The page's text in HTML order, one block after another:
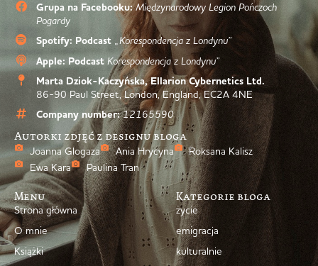
Grupa na Facebooku: Międzynarodowy Legion Pończoch
Pogardy
Spotify: Podcast „Korespondencja z Londynu”
Apple: Podcast Korespondencja z Londynu”
Marta Dziok-Kaczyńska, Ellarion Cybernetics Ltd.
86-90 Paul Street, London, England, EC2A 4NE
Company number: 12165590
Autorki zdjęć z designu bloga
Joanna Glogaza Ania Hrycyna
Roksana Kalisz
Ewa Kara
Paulina Tran
Menu
Strona główna
O mnie
Książki
Kategorie bloga
życie
emigracja
kulturalnie